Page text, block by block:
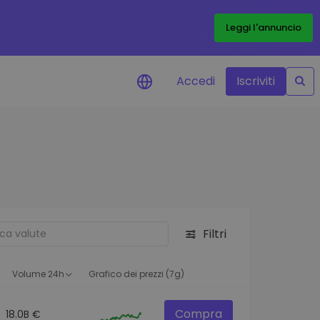
Leggi l'annuncio
utili per performance
Accedi Iscriviti
Filtri
Volume 24h Grafico dei prezzi (7g)
18.0B € Compra